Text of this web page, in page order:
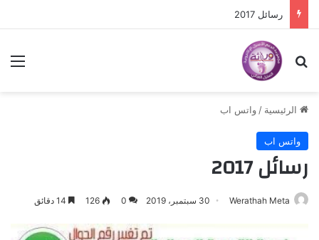
تواصل وتعارف أسر التمثيل الغذائي
بحث عن
الرئيسية / واتس اب
واتس اب
رسائل 2017
Werathah Meta 30 سبتمبر، 2019 0
126